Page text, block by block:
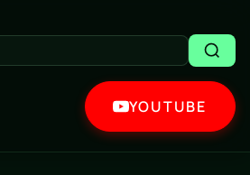
YOUTUBE